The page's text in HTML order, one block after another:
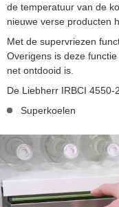
de temperatuur van de
nieuwe verse producten
Met de supervriezen
Overigens is deze
net ontdooid is.
De Liebherr IRBCI 4550-
Superkoelen